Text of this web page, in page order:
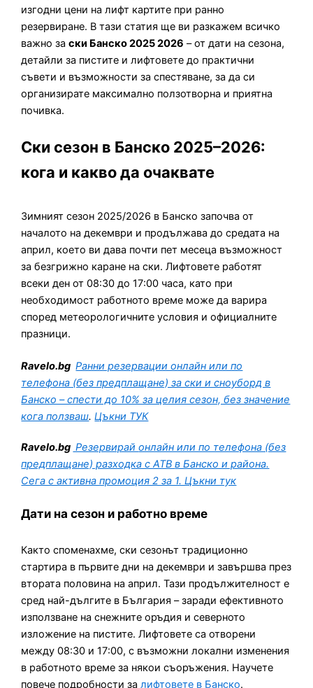
изгодни цени на лифт картите при ранно
резервиране. В тази статия ще ви разкажем всичко
важно заски Банско 2025 2026 – от дати на сезона,
детайли за пистите и лифтовете до практични
съвети и възможности за спестяване, за да си
организирате максимално ползотворна и приятна
почивка.
Ски сезон в Банско 2025–2026:
кога и какво да очаквате
Зимният сезон 2025/2026 в Банско започва от
началото на декември и продължава до средата на
април, което ви дава почти пет месеца възможност
за безгрижно каране на ски. Лифтовете работят
всеки ден от 08:30 до 17:00 часа, като при
необходимост работното време може да варира
според метеорологичните условия и официалните
празници.
Ravelo.bg Ранни резервации онлайн или по
телефона (без предплащане) за ски и сноуборд в
Банско – спести до 10% за целия сезон, без значение
кога ползваш.Цъкни ТУК
Ravelo.bg Резервирайонлайн или по телефона (без
предплащане) разходка с АТВв Банско и района.
Сега с активна промоция 2 за 1. Цъкни тук
Дати на сезон и работно време
Както споменахме, ски сезонът традиционно
стартира в първите дни на декември и завършва през
втората половина на април. Тази продължителност е
сред най-дългите в България – заради ефективното
използване на снежните оръдия и северното
изложение на пистите. Лифтовете са отворени
между 08:30 и 17:00, с възможни локални изменения
в работното време за някои съоръжения. Научете
повече подробности залифтовете в Банско.